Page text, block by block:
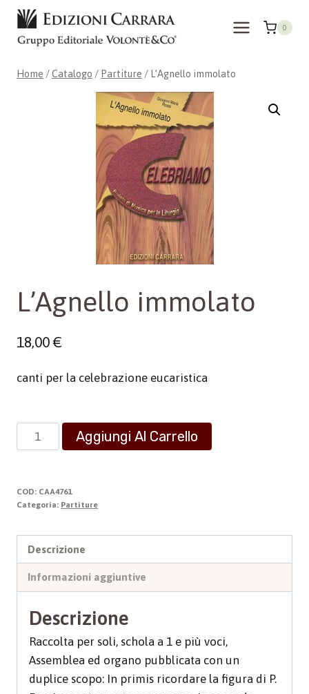
Salta
contenuto
0
Home /Catalogo / Partiture / L’Agnello immolato
L’Agnello immolato
18,00€
canti per la celebrazione eucaristica
L'Agnello
immolato
Aggiungi Al Carrello
COD: CAA4761
Categoria: Partiture
Descrizione
Informazioni aggiuntive
Descrizione
Raccolta per soli, schola a 1 e più voci,
Assemblea ed organo pubblicata con un
duplice scopo: In primis ricordare la figura di P.